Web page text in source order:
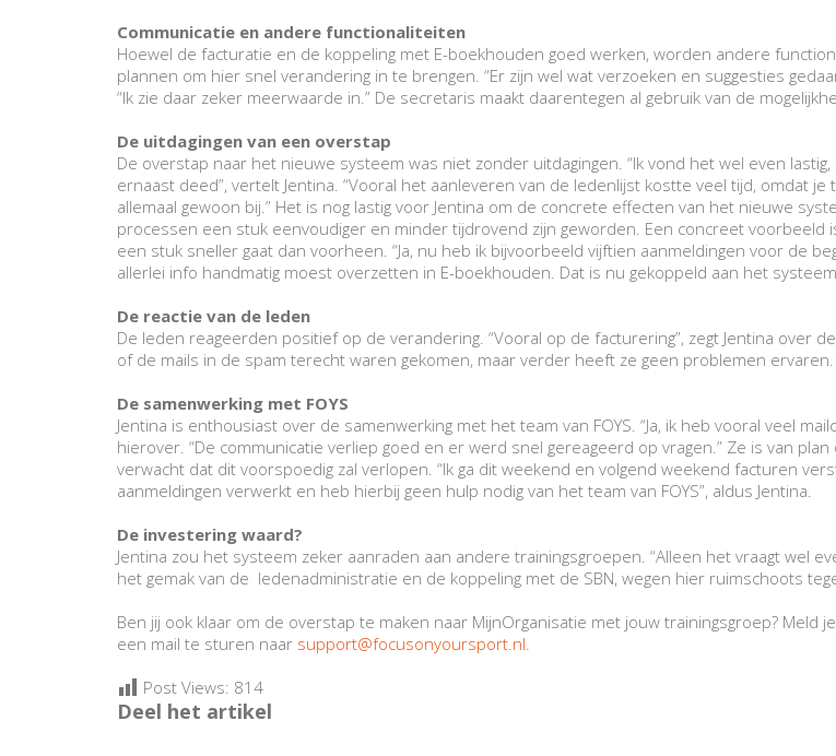
Communicatie en andere functionaliteiten
Hoewel de facturatie en de koppeling met E-boekhouden goed werken, worden andere
plannen om hier snel verandering in te brengen. “Er zijn wel wat verzoeken en suggesties
“Ik zie daar zeker meerwaarde in.” De secretaris maakt daarentegen al gebruik van de
De uitdagingen van een overstap
De overstap naar het nieuwe systeem was niet zonder uitdagingen. “Ik vond het wel even
ernaast deed”, vertelt Jentina. “Vooral het aanleveren van de ledenlijst kostte veel tijd, omdat
allemaal gewoon bij.” Het is nog lastig voor Jentina om de concrete effecten van het nieuwe
processen een stuk eenvoudiger en minder tijdrovend zijn geworden. Een concreet
een stuk sneller gaat dan voorheen. “Ja, nu heb ik bijvoorbeeld vijftien aanmeldingen voor de
allerlei info handmatig moest overzetten in E-boekhouden. Dat is nu gekoppeld aan het
De reactie van de leden
De leden reageerden positief op de verandering. “Vooral op de facturering”, zegt Jentina over
of de mails in de spam terecht waren gekomen, maar verder heeft ze geen problemen ervaren.
De samenwerking met FOYS
Jentina is enthousiast over de samenwerking met het team van FOYS. “Ja, ik heb vooral veel
hierover. “De communicatie verliep goed en er werd snel gereageerd op vragen.” Ze is van
verwacht dat dit voorspoedig zal verlopen. “Ik ga dit weekend en volgend weekend facturen
aanmeldingen verwerkt en heb hierbij geen hulp nodig van het team van FOYS”, aldus Jentina.
De investering waard?
Jentina zou het systeem zeker aanraden aan andere trainingsgroepen. “Alleen het vraagt wel
het gemak van de ledenadministratie en de koppeling met de SBN, wegen hier ruimschoots
Ben jij ook klaar om de overstap te maken naar MijnOrganisatie met jouw trainingsgroep? Meld
een mail te sturen naar support@focusonyoursport.nl.
Post Views: 814
Deel het artikel